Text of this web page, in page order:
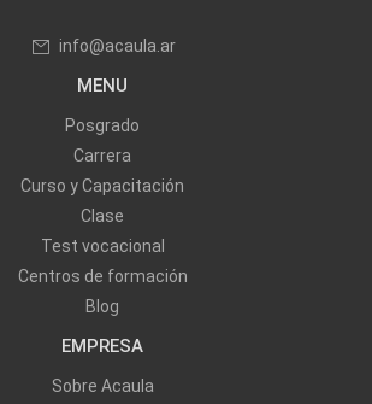
info@acaula.ar
MENU
Posgrado
Carrera
Curso y Capacitación
Clase
Test vocacional
Centros de formación
Blog
EMPRESA
Sobre Acaula